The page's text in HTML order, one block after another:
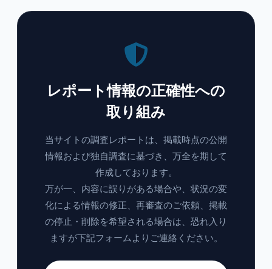
レポート情報の正確性への
取り組み
当サイトの調査レポートは、掲載時点の公開
情報および独自調査に基づき、万全を期して
作成しております。
万が一、内容に誤りがある場合や、状況の変
化による情報の修正、再審査のご依頼、掲載
の停止・削除を希望される場合は、恐れ入り
ますが下記フォームよりご連絡ください。